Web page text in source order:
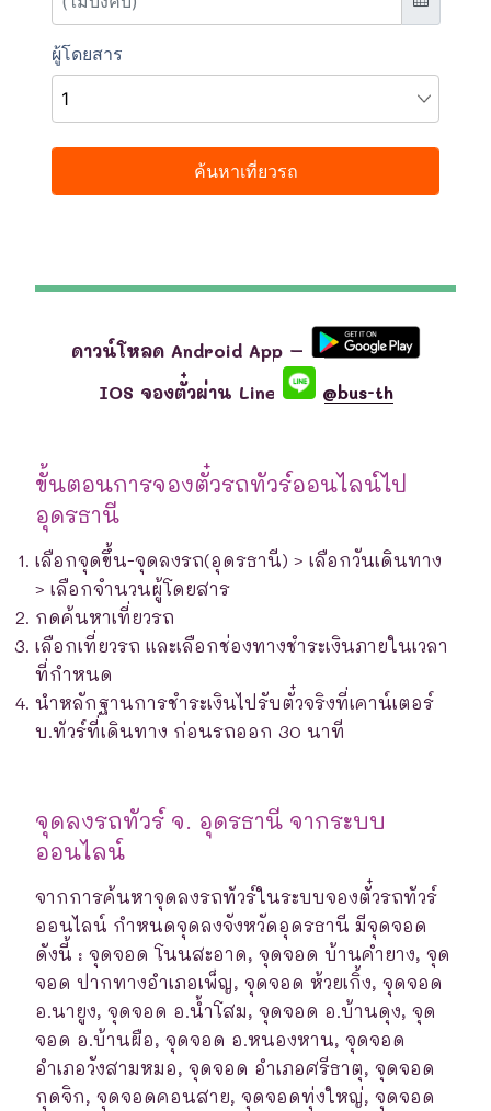
ดาวน์โหลด Android App –
IOS จองตั๋วผ่าน Line
@bus-th
ขั้นตอนการจองตั๋วรถทัวร์ออนไลน์ไป
อุดรธานี
เลือกจุดขึ้น-จุดลงรถ(อุดรธานี) > เลือกวันเดินทาง
> เลือกจำนวนผู้โดยสาร
กดค้นหาเที่ยวรถ
เลือกเที่ยวรถ และเลือกช่องทางชำระเงินภายในเวลา
ที่กำหนด
นำหลักฐานการชำระเงินไปรับตั๋วจริงที่เคาน์เตอร์
บ.ทัวร์ที่เดินทาง ก่อนรถออก 30 นาที
จุดลงรถทัวร์ จ. อุดรธานี จากระบบ
ออนไลน์
จากการค้นหาจุดลงรถทัวร์ในระบบจองตั๋วรถทัวร์
ออนไลน์ กำหนดจุดลงจังหวัดอุดรธานี มีจุดจอด
ดังนี้ : จุดจอด โนนสะอาด, จุดจอด บ้านคำยาง, จุด
จอด ปากทางอำเภอเพ็ญ, จุดจอด ห้วยเกิ้ง, จุดจอด
อ.นายูง, จุดจอด อ.น้ำโสม, จุดจอด อ.บ้านดุง, จุด
จอด อ.บ้านผือ, จุดจอด อ.หนองหาน, จุดจอด
อำเภอวังสามหมอ, จุดจอด อำเภอศรีธาตุ, จุดจอด
กุดจิก, จุดจอดคอนสาย, จุดจอดทุ่งใหญ่, จุดจอด